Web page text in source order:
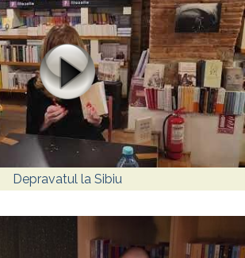
Depravatul la Sibiu